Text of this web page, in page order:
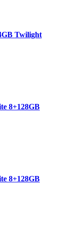
Twilight
8+128GB
8+128GB